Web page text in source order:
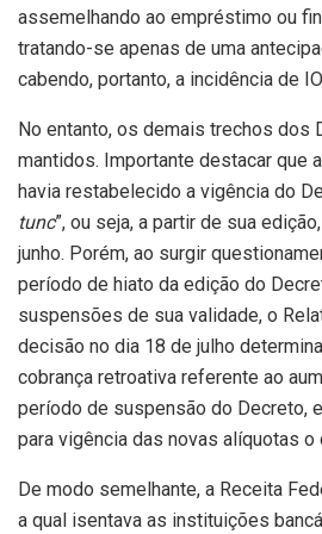
assemelhando ao empréstimo ou
tratando-se apenas de uma
cabendo, portanto, a incidência de
No entanto, os demais trechos dos
mantidos. Importante destacar que
havia restabelecido a vigência do
tunc”, ou seja, a partir de sua
junho. Porém, ao surgir
período de hiato da edição do
suspensões de sua validade, o
decisão no dia 18 de julho
cobrança retroativa referente ao
período de suspensão do Decreto,
para vigência das novas alíquotas o
De modo semelhante, a Receita
a qual isentava as instituições